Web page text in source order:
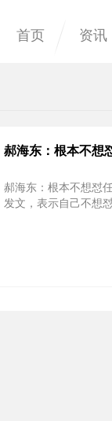
首页 资讯
郝海东：根本不想
郝海东：根本不想怼
发文，表示自己不想